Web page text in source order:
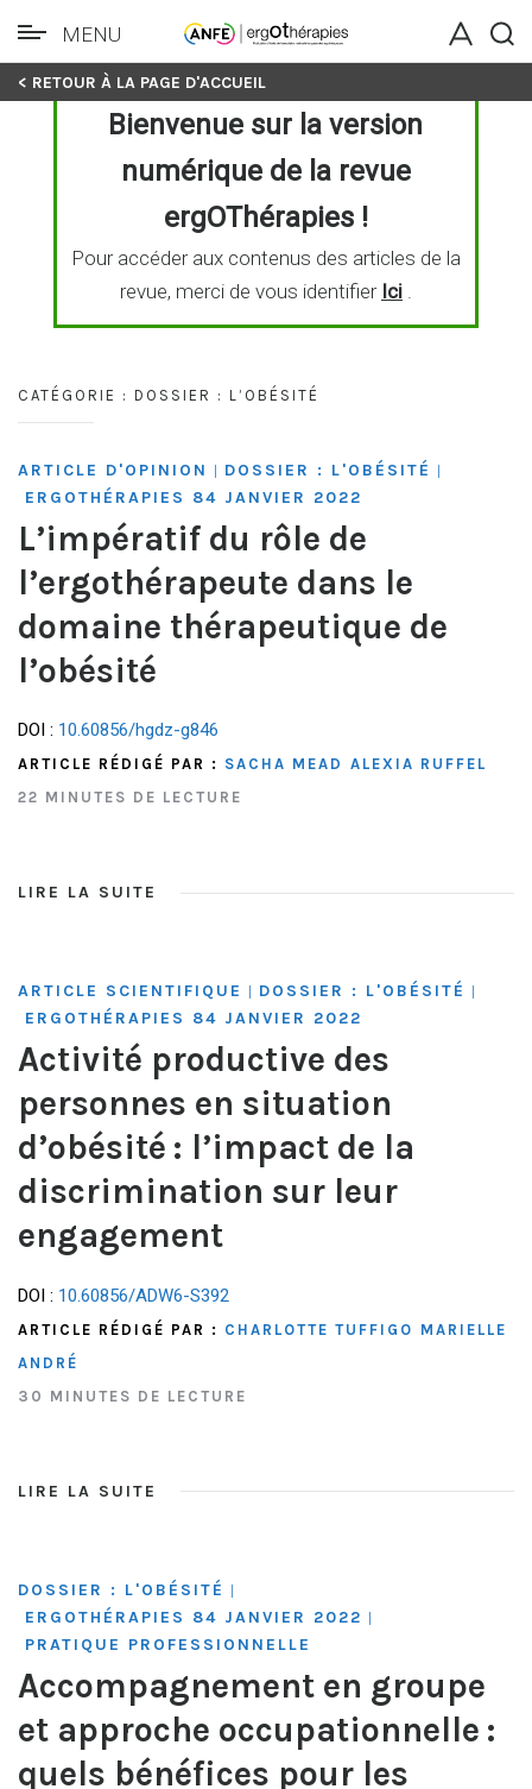
Skip
MENU
< RETOUR À LA PAGE D'ACCUEIL
Bienvenue sur la version
numérique de la revue
ergOThérapies !
Pour accéder aux contenus des articles de la
revue, merci de vous identifier Ici.
CATÉGORIE : DOSSIER : L’OBÉSITÉ
ARTICLE D'OPINION | DOSSIER : L'OBÉSITÉ |
ERGOTHÉRAPIES 84 JANVIER 2022
L’impératif du rôle de
l’ergothérapeute dans le
domaine thérapeutique de
l’obésité
DOI : 10.60856/hgdz-g846
ARTICLE RÉDIGÉ PAR : SACHA MEAD ALEXIA RUFFEL
22 MINUTES DE LECTURE
LIRE LA SUITE
ARTICLE SCIENTIFIQUE DOSSIER : L'OBÉSITÉ
ERGOTHÉRAPIES 84 JANVIER 2022
Activité productive des
personnes en situation
d’obésité : l’impact de la
discrimination sur leur
engagement
DOI : 10.60856/ADW6-S392
ARTICLE RÉDIGÉ PAR : CHARLOTTE TUFFIGO MARIELLE
ANDRÉ
30 MINUTES DE LECTURE
LIRE LA SUITE
DOSSIER : L'OBÉSITÉ |
ERGOTHÉRAPIES 84 JANVIER 2022 |
PRATIQUE PROFESSIONNELLE
Accompagnement en groupe
et approche occupationnelle :
quels bénéfices pour les